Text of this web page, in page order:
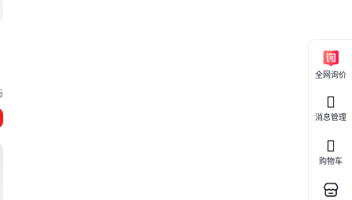
全网询价
消息管理
购物车